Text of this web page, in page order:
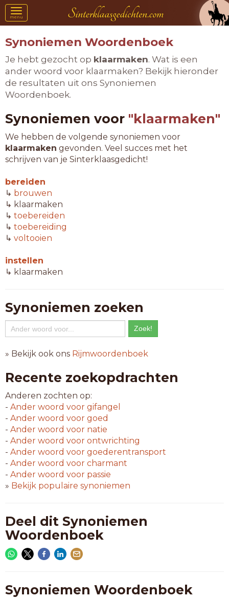
Toggle
navigation
menu
Synoniemen Woordenboek
Je hebt gezocht op klaarmaken. Wat is een
ander woord voor klaarmaken? Bekijk hieronder
de resultaten uit ons Synoniemen
Woordenboek.
Synoniemen voor "klaarmaken"
We hebben de volgende synoniemen voor
klaarmaken gevonden. Veel succes met het
schrijven van je Sinterklaasgedicht!
bereiden
↳ brouwen
↳ klaarmaken
↳ toebereiden
↳ toebereiding
↳ voltooien
instellen
↳ klaarmaken
Synoniemen zoeken
» Bekijk ook ons Rijmwoordenboek
Recente zoekopdrachten
Anderen zochten op:
- Ander woord voor gifangel
- Ander woord voor goed
- Ander woord voor natie
- Ander woord voor ontwrichting
- Ander woord voor goederentransport
- Ander woord voor charmant
- Ander woord voor passie
» Bekijk populaire synoniemen
Deel dit Synoniemen
Woordenboek
Synoniemen Woordenboek